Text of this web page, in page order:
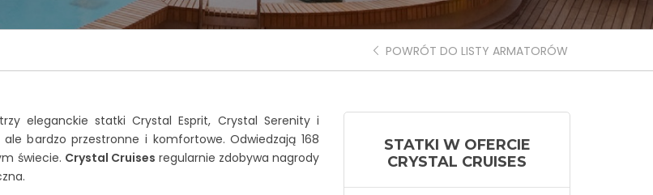
POWRÓT DO LISTY ARMATORÓW
eleganckie statki Crystal Esprit, Crystal Serenity i
bardzo przestronne i komfortowe. Odwiedzają 168
świecie. Crystal Cruises regularnie zdobywa nagrody
STATKI W OFERCIE
CRYSTAL CRUISES